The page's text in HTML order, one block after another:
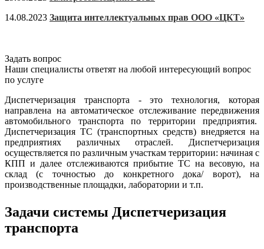
14.08.2023 Защита интеллектуальных прав ООО «ЦКТ»
Задать вопрос
Наши специалисты ответят на любой интересующий вопрос
по услуге
Диспетчеризация транспорта - это технология, которая
направлена на автоматическое отслеживание передвижения
автомобильного транспорта по территории предприятия.
Диспетчеризация ТС (транспортных средств) внедряется на
предприятиях различных отраслей. Диспетчеризация
осуществляется по различным участкам территории: начиная с
КПП и далее отслеживаются прибытие ТС на весовую, на
склад (с точностью до конкретного дока/ ворот), на
производственные площадки, лаборатории и т.п.
Задачи системы Диспетчеризация
транспорта